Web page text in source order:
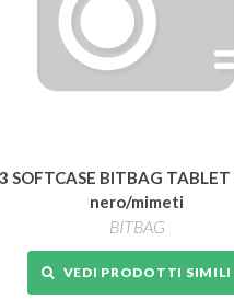
SOFTCASE BITBAG
nero/mimeti
BITBAG
VEDI PRODOTTI SIMILI